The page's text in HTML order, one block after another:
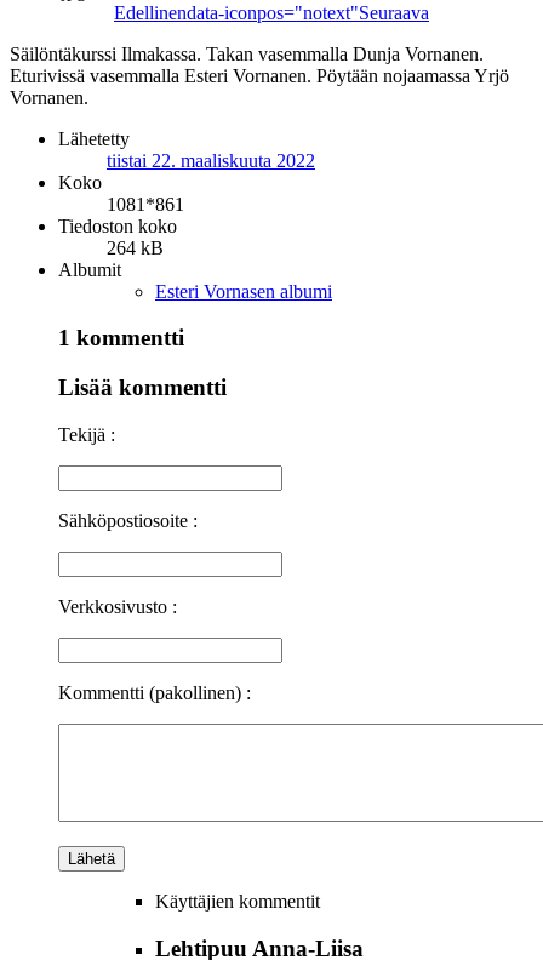
Edellinendata-iconpos="notext"Seuraava
Säilöntäkurssi Ilmakassa. Takan vasemmalla Dunja Vornanen.
Eturivissä vasemmalla Esteri Vornanen. Pöytään nojaamassa Yrjö
Vornanen.
Lähetetty
tiistai 22. maaliskuuta 2022
Koko
1081*861
Tiedoston koko
264 kB
Albumit
Esteri Vornasen albumi
1 kommentti
Lisää kommentti
Tekijä :
Sähköpostiosoite :
Verkkosivusto :
Kommentti (pakollinen) :
Käyttäjien kommentit
Lehtipuu Anna-Liisa